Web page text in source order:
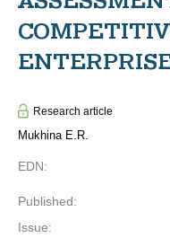
Research article
Mukhina E.R.
EDN:
Published:
Issue: